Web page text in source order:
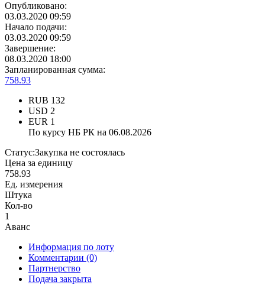
Опубликовано:
03.03.2020 09:59
Начало подачи:
03.03.2020 09:59
Завершение:
08.03.2020 18:00
Запланированная сумма:
758.93
RUB 132
USD 2
EUR 1
По курсу НБ РК на 06.08.2026
Статус:Закупка не состоялась
Цена за единицу
758.93
Ед. измерения
Штука
Кол-во
1
Аванс
Информация по лоту
Комментарии (0)
Партнерство
Подача закрыта